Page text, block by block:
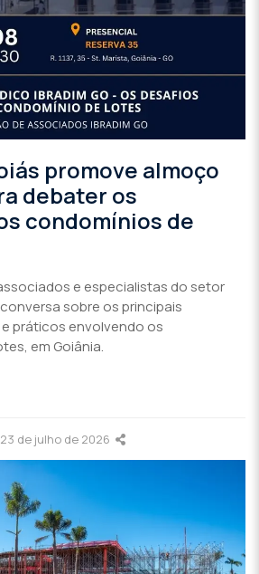
promove almoço
debater os
condomínios de
e especialistas do setor
sobre os principais
práticos envolvendo os
em Goiânia.
23 de julho de 2026